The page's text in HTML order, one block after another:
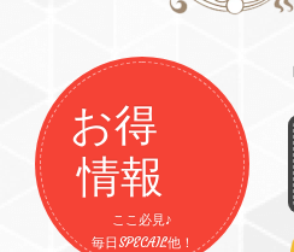
お得
情報
ここ必見♪
毎日SPECAIL他！